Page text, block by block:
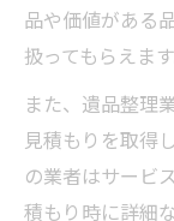
品や価値がある
扱ってもらえます
また、遺品整理
見積もりを取得
の業者はサービ
積もり時に詳細